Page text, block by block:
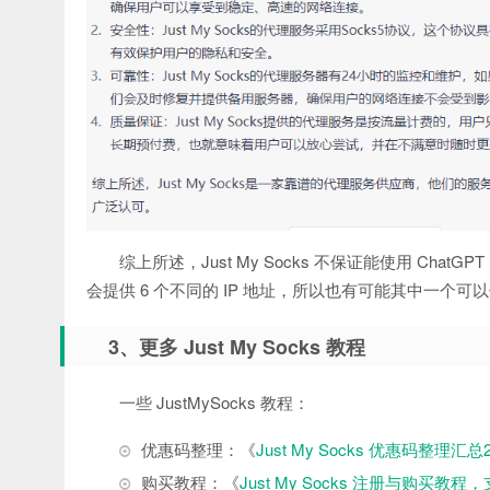
综上所述，Just My Socks 不保证能使用
会提供 6 个不同的 IP 地址，所以也有可能其中一个可
3、更多 Just My Socks 教程
一些 JustMySocks 教程：
优惠码整理：《Just My Socks 优惠码整理汇总
购买教程：《Just My Socks 注册与购买教程，